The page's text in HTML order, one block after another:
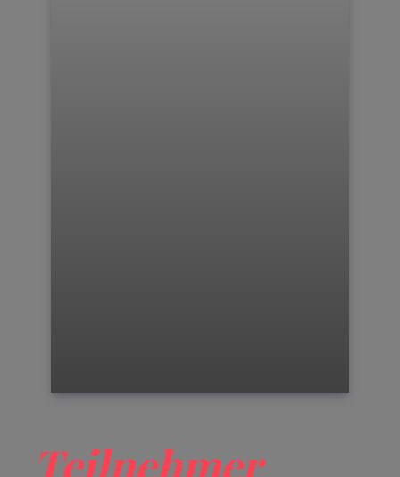
Teilnehmer